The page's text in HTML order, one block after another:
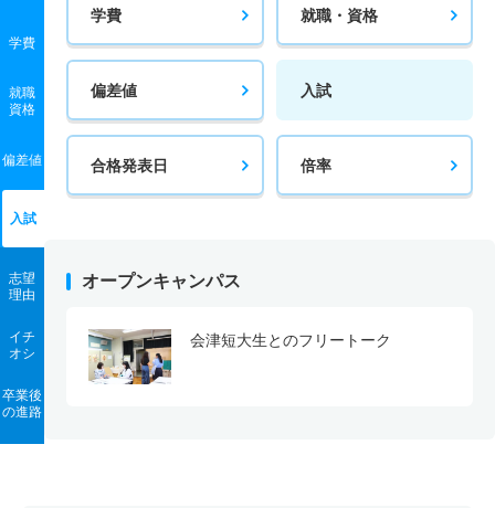
学費
就職
資格
偏差値
入試
志望
理由
イチ
オシ
卒業後
の進路
学費 就職・資格
偏差値 入試
合格発表日 倍率
オープンキャンパス
会津短大生とのフリートーク